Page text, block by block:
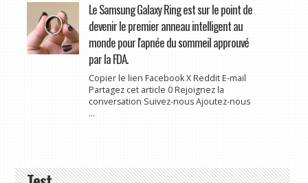
Le Samsung Galaxy Ring est sur le point de
devenir le premier anneau intelligent au
monde pour l'apnée du sommeil approuvé
par la FDA.
Copier le lien Facebook X Reddit E-mail
Partagez cet article 0 Rejoignez la
conversation Suivez-nous Ajoutez-nous
...